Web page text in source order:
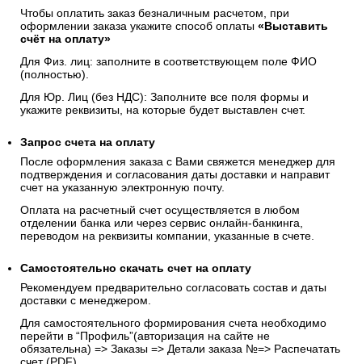
случаев, предусмотренных законодательством РФ.
4. Банковским переводом по счету
Чтобы оплатить заказ безналичным расчетом, при
оформлении заказа укажите способ оплаты«Выставить
Для Физ. лиц: заполните в соответствующем поле ФИО
(полностью).
Для Юр. Лиц (без НДС): Заполните все поля формы и
укажите реквизиты, на которые будет выставлен счет.
Запрос счета на оплату
подтверждения и согласования даты доставки и направит
счет на указанную электронную почту.
Оплата на расчетный счет осуществляется в любом
отделении банка или через сервис онлайн-банкинга,
переводом на реквизиты компании, указанные в счете.
Самостоятельно скачать счетна оплату